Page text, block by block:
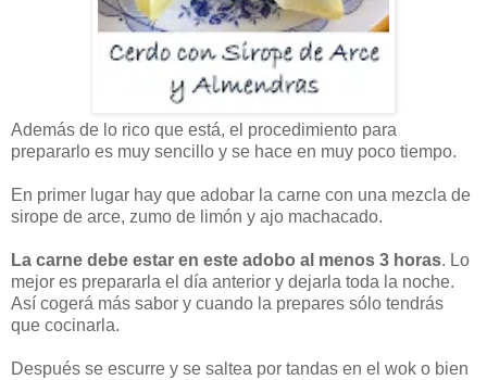
Además de lo rico que está, el procedimiento para
prepararlo es muy sencillo y se hace en muy poco tiempo.
En primer lugar hay que adobar la carne con una mezcla de
sirope de arce, zumo de limón y ajo machacado.
La carne debe estar en este adobo al menos 3 horas. Lo
mejor es prepararla el día anterior y dejarla toda la noche.
Así cogerá más sabor y cuando la prepares sólo tendrás
que cocinarla.
Después se escurre y se saltea por tandas en el wok o bien